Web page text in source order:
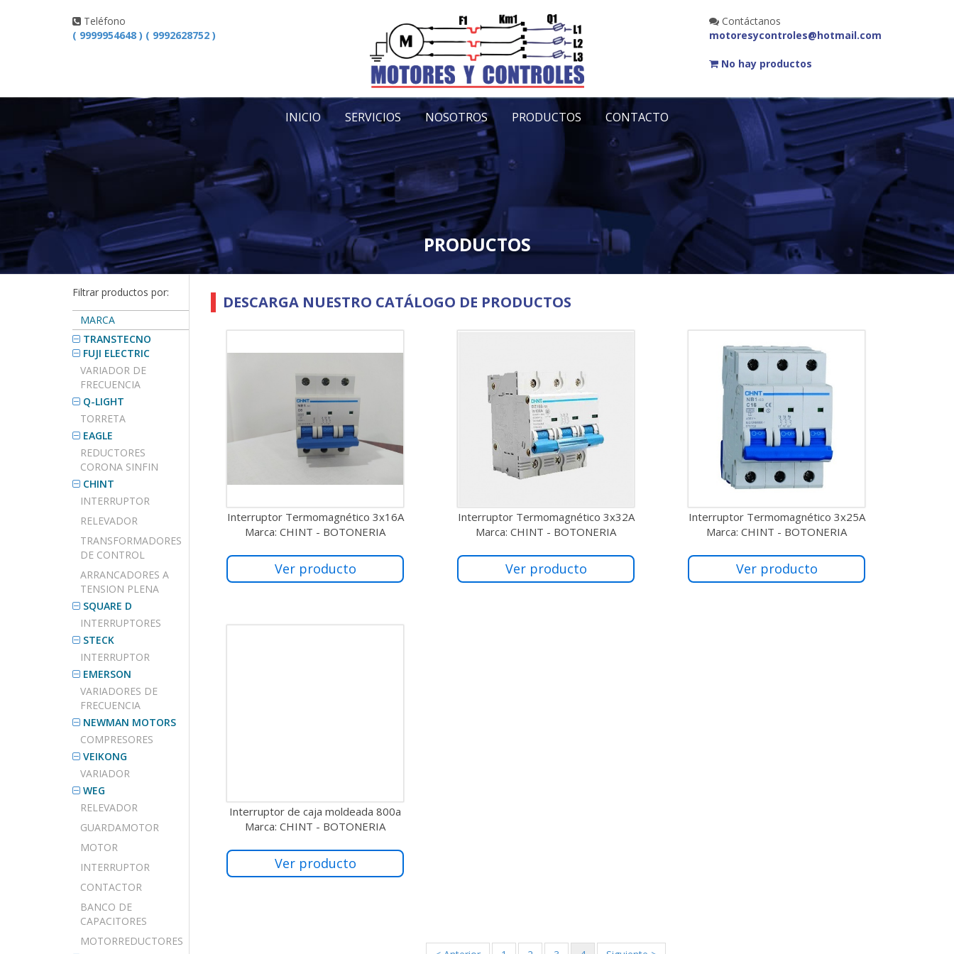
Teléfono
( 9999954648 ) ( 9992628752 )
Contáctanos
motoresycontroles@hotmail.com
No hay productos
INICIO SERVICIOS NOSOTROS PRODUCTOS CONTACTO
PRODUCTOS
Filtrar productos por:
MARCA
TRANSTECNO
FUJI ELECTRIC
VARIADOR DE
FRECUENCIA
Q-LIGHT
TORRETA
EAGLE
REDUCTORES
CORONA SINFIN
CHINT
INTERRUPTOR
RELEVADOR
TRANSFORMADORES
DE CONTROL
ARRANCADORES A
TENSION PLENA
SQUARE D
INTERRUPTORES
STECK
INTERRUPTOR
EMERSON
VARIADORES DE
FRECUENCIA
NEWMAN MOTORS
COMPRESORES
VEIKONG
VARIADOR
WEG
RELEVADOR
GUARDAMOTOR
MOTOR
INTERRUPTOR
CONTACTOR
BANCO DE
CAPACITORES
MOTORREDUCTORES
DESCARGA NUESTRO CATÁLOGO DE PRODUCTOS
Interruptor Termomagnético 3x16A
Marca: CHINT - BOTONERIA
Ver producto
Interruptor Termomagnético 3x32A
Marca: CHINT - BOTONERIA
Ver producto
Interruptor Termomagnético 3x25A
Marca: CHINT - BOTONERIA
Ver producto
Interruptor de caja moldeada 800a
Marca: CHINT - BOTONERIA
Ver producto